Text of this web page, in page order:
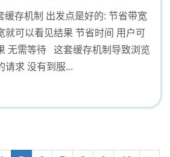
缓存机制 出发点是好的: 节省带宽
就可以看见结果 节省时间 用户可
无需等待 这套缓存机制导致浏览
请求 没有到服...